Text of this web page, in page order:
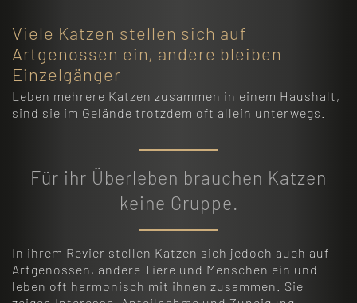
Viele Katzen stellen sich auf
Artgenossen ein, andere bleiben
Einzelgänger
Leben mehrere Katzen zusammen in einem Haushalt,
sind sie im Gelände trotzdem oft allein unterwegs.
Für ihr Überleben brauchen Katzen
keine Gruppe.
In ihrem Revier stellen Katzen sich jedoch auch auf
Artgenossen, andere Tiere und Menschen ein und
leben oft harmonisch mit ihnen zusammen. Sie